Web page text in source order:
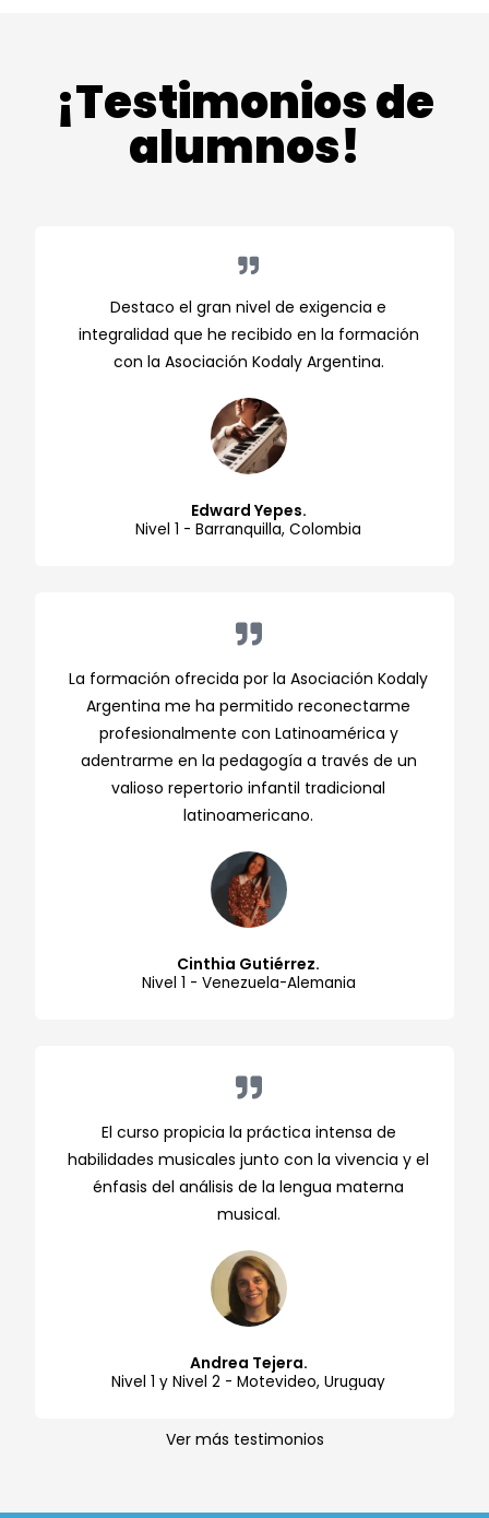
¡Testimonios de
alumnos!
Destaco el gran nivel de exigencia e
integralidad que he recibido en la formación
con la Asociación Kodaly Argentina.
Edward Yepes.
Nivel 1 - Barranquilla, Colombia
La formación ofrecida por la Asociación Kodaly
Argentina me ha permitido reconectarme
profesionalmente con Latinoamérica y
adentrarme en la pedagogía a través de un
valioso repertorio infantil tradicional
latinoamericano.
Cinthia Gutiérrez.
Nivel 1 - Venezuela-Alemania
El curso propicia la práctica intensa de
habilidades musicales junto con la vivencia y el
énfasis del análisis de la lengua materna
musical.
Andrea Tejera.
Nivel 1 y Nivel 2 - Motevideo, Uruguay
Ver más testimonios